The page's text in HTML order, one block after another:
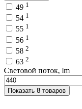
49 1
54 1
55 1
56 1
58 2
63 2
Световой поток, lm
Показать 8 товаров